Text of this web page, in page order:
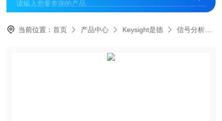
当前位置：首页 产品中心 Keysight是德 信号分析仪